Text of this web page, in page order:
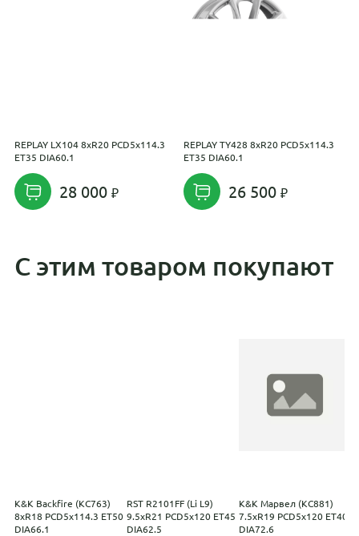
REPLAY LX104 8xR20 PCD5x114.3
ET35 DIA60.1
28 000
REPLAY TY428 8xR20 PCD5x114.3
ET35 DIA60.1
26 500
С этим товаром покупают
K&K Backfire (КС763)
8xR18 PCD5x114.3 ET50
DIA66.1
RST R2101FF (Li L9)
9.5xR21 PCD5x120 ET45
DIA62.5
K&K Марвел (КС881)
7.5xR19 PCD5x120 ET40
DIA72.6